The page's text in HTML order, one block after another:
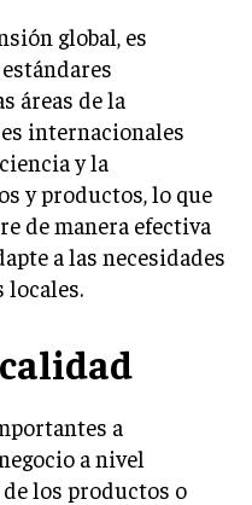
global, es
áreas de la
internacionales
y la
y productos, lo que
de manera efectiva
a las necesidades
locales.
a
a nivel
los productos o